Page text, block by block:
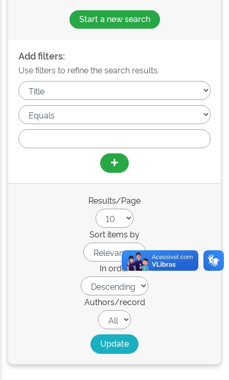
Start a new search
Add filters:
Use filters to refine the search results.
Results/Page
Sort items by
In order
Authors/record